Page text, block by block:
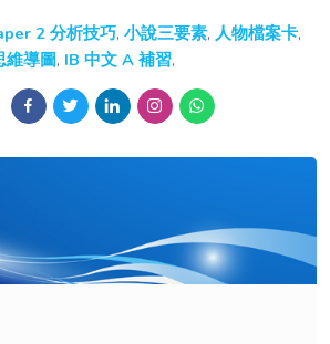
2 分析技巧, 小說三要素, 人物檔案卡,
維導圖, IB 中文 A 補習,